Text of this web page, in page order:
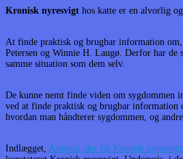
Kronisk nyresvigt hos katte er en alvorlig
At finde praktisk og brugbar information
Petersen og Winnie H. Laugø. Derfor har
samme situation som dem selv.
De kunne nemt finde viden om sygdommen
ved at finde praktisk og brugbar information
hvordan man håndterer sygdommen, og
Indlægget, Artemis, der fik Kronisk nyresvigt